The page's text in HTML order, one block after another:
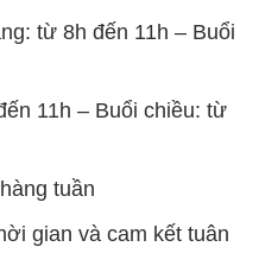
từ 8h đến 11h – Buổi
11h – Buổi chiều: từ
tuần
gian và cam kết tuân